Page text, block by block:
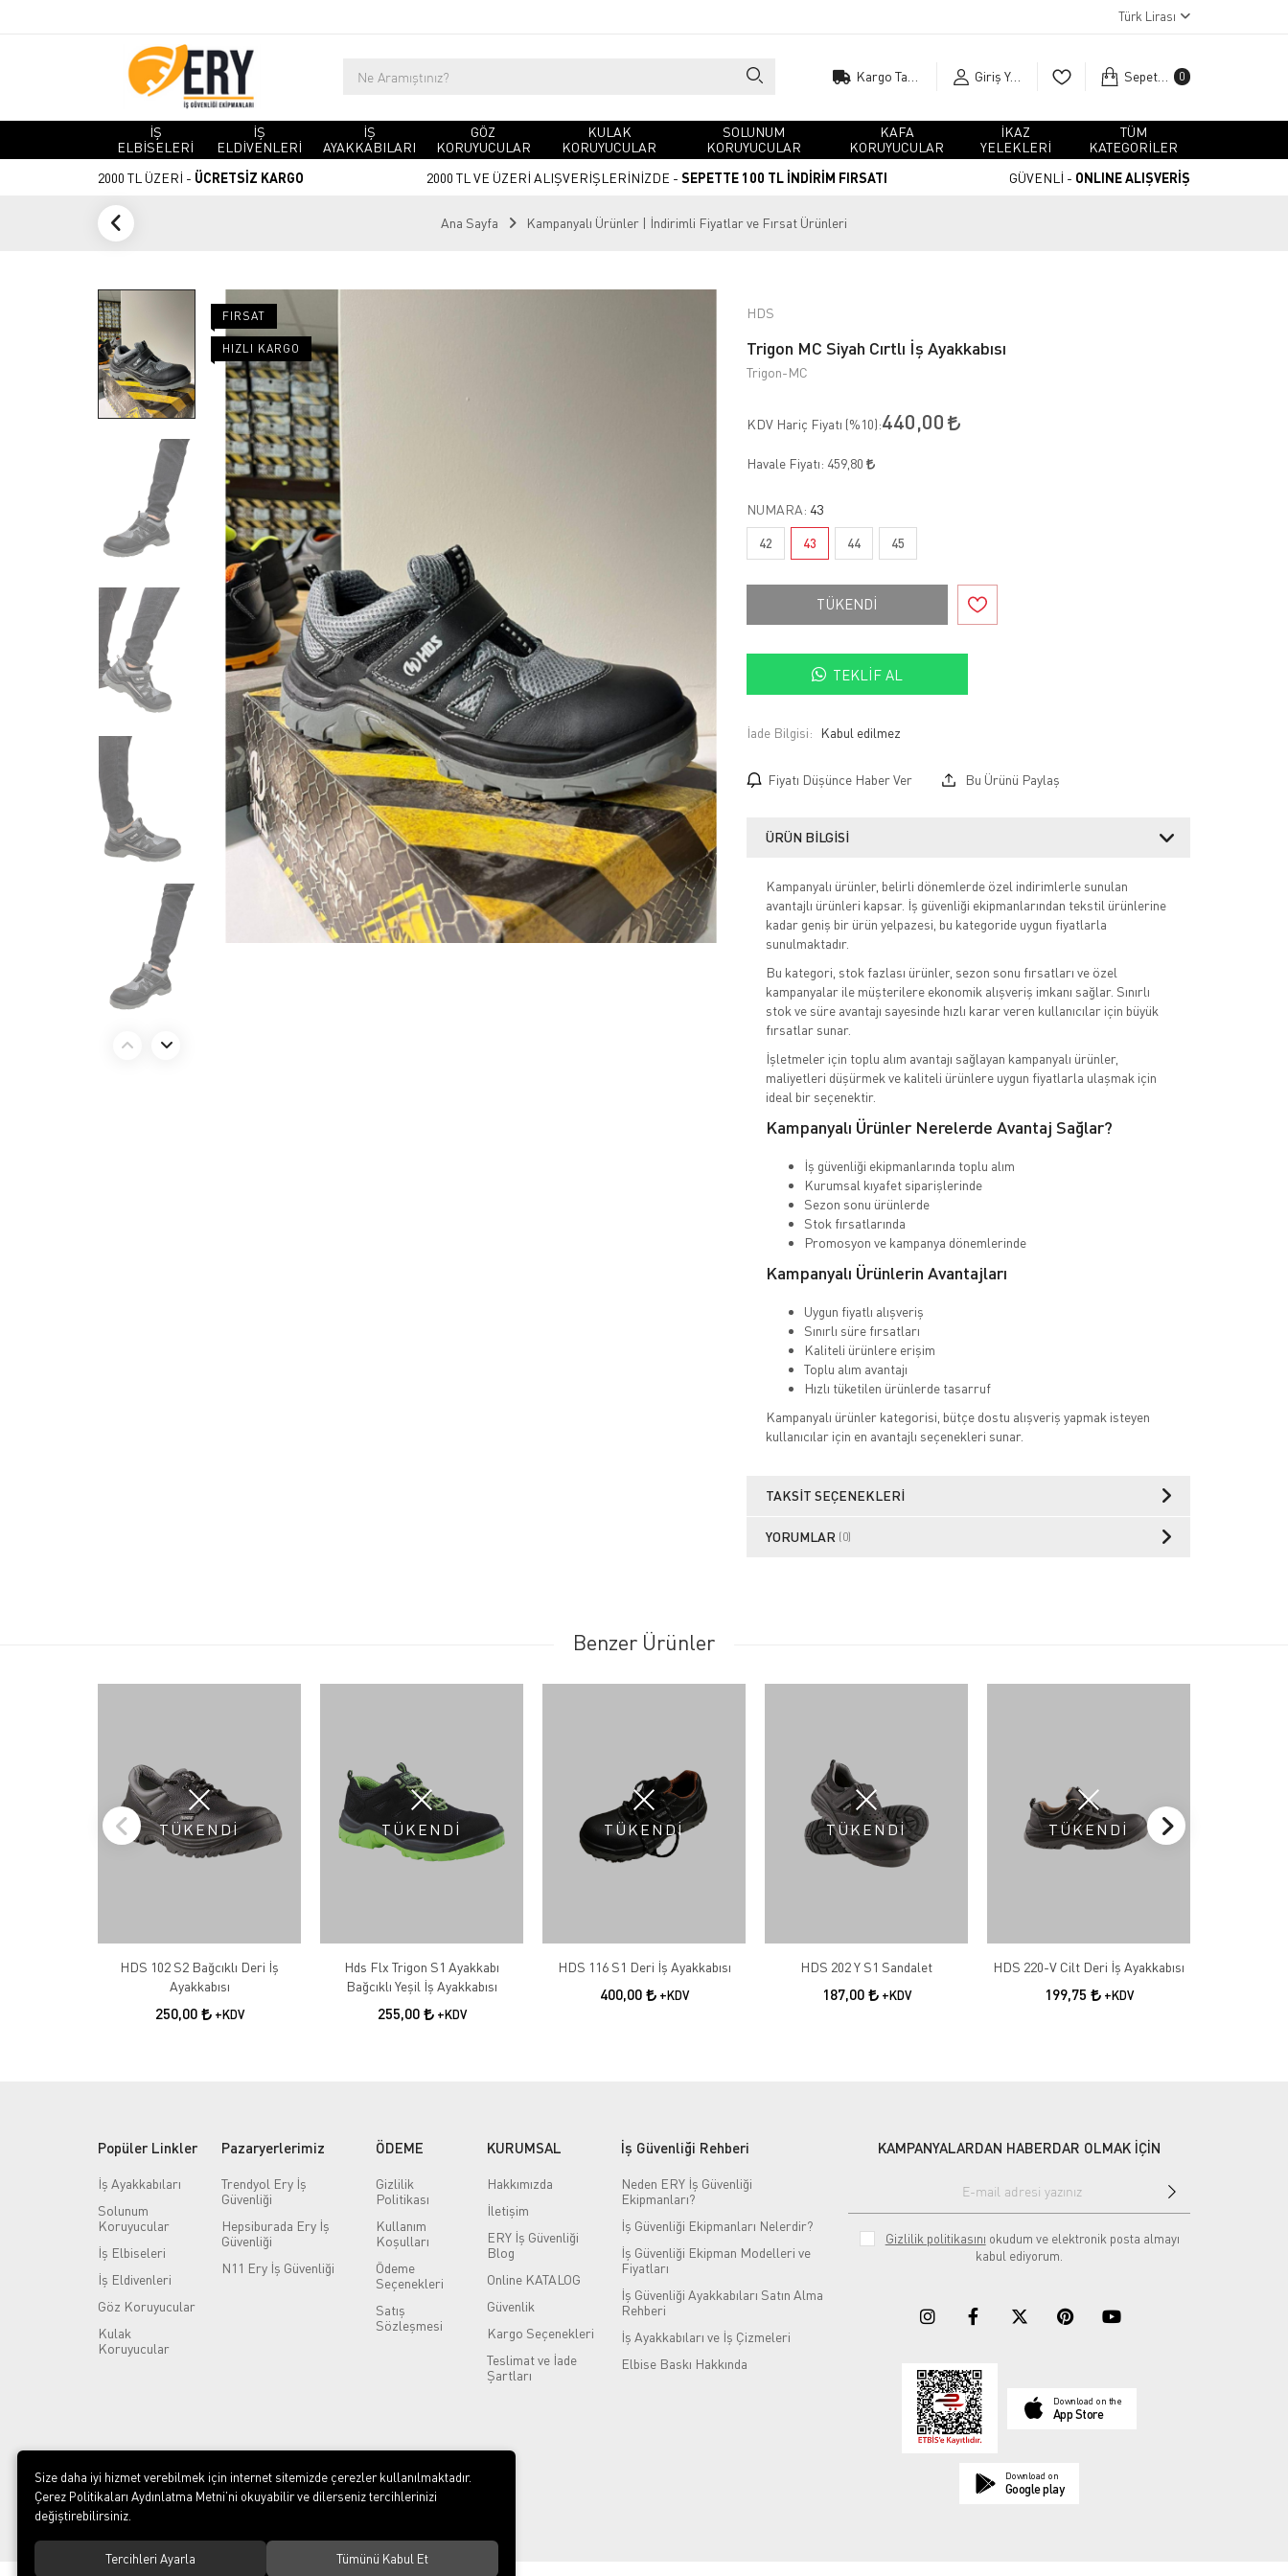
Türk Lirası
Giriş Yap Sepetim 0
İŞ
ELBİSELERİ
İŞ
ELDİVENLERİ
İŞ
AYAKKABILARI
GÖZ
KORUYUCULAR
KULAK
KORUYUCULAR
SOLUNUM
KORUYUCULAR
KAFA
KORUYUCULAR
İKAZ
YELEKLERİ
TÜM
KATEGORİLER
2000 TL ÜZERİ - ÜCRETSİZ KARGO 2000 TL VE ÜZERİ ALIŞVERİŞLERİNİZDE - SEPETTE 100 TL İNDİRİM FIRSATI GÜVENLİ - ONLINE ALIŞVERİŞ
Ana Sayfa Kampanyalı Ürünler | İndirimli Fiyatlar ve Fırsat Ürünleri
FIRSAT
HIZLI KARGO
HDS
Trigon MC Siyah Cırtlı İş Ayakkabısı
Trigon-MC
KDV Hariç Fiyatı (%10):440,00
Havale Fiyatı: 459,80
NUMARA: 43
42 43 44 45
TÜKENDİ
TEKLIF AL
İade Bilgisi:
Fiyatı Düşünce Haber Ver Bu Ürünü Paylaş
ÜRÜN BILGISI
Kampanyalı ürünler, belirli dönemlerde özel indirimlerle sunulan
avantajlı ürünleri kapsar. İş güvenliği ekipmanlarından tekstil ürünlerine
kadar geniş bir ürün yelpazesi, bu kategoride uygun fiyatlarla
sunulmaktadır.
Bu kategori, stok fazlası ürünler, sezon sonu fırsatları ve özel
kampanyalar ile müşterilere ekonomik alışveriş imkanı sağlar. Sınırlı
stok ve süre avantajı sayesinde hızlı karar veren kullanıcılar için büyük
fırsatlar sunar.
İşletmeler için toplu alım avantajı sağlayan kampanyalı ürünler,
maliyetleri düşürmek ve kaliteli ürünlere uygun fiyatlarla ulaşmak için
ideal bir seçenektir.
Kampanyalı Ürünler Nerelerde Avantaj Sağlar?
İş güvenliği ekipmanlarında toplu alım
Kurumsal kıyafet siparişlerinde
Sezon sonu ürünlerde
Stok fırsatlarında
Promosyon ve kampanya dönemlerinde
Kampanyalı Ürünlerin Avantajları
Uygun fiyatlı alışveriş
Sınırlı süre fırsatları
Kaliteli ürünlere erişim
Toplu alım avantajı
Hızlı tüketilen ürünlerde tasarruf
Kampanyalı ürünler kategorisi, bütçe dostu alışveriş yapmak isteyen
kullanıcılar için en avantajlı seçenekleri sunar.
TAKSIT SEÇENEKLERI
YORUMLAR (0)
Benzer Ürünler
TÜKENDİ
HDS 102 S2 Bağcıklı Deri İş
Ayakkabısı
250,00 +KDV
TÜKENDİ
Hds Flx Trigon S1 Ayakkabı
Bağcıklı Yeşil İş Ayakkabısı
255,00 +KDV
TÜKENDİ
HDS 116 S1 Deri İş Ayakkabısı
400,00 +KDV
TÜKENDİ
HDS 202 Y S1 Sandalet
187,00 +KDV
TÜKENDİ
HDS 220-V Cilt Deri İş Ayakkabısı
199,75 +KDV
Popüler Linkler
İş Ayakkabıları
Solunum
Koruyucular
İş Elbiseleri
İş Eldivenleri
Göz Koruyucular
Kulak
Koruyucular
Pazaryerlerimiz
Trendyol Ery İş
Güvenliği
Hepsiburada Ery İş
Güvenliği
N11 Ery İş Güvenliği
ÖDEME
Gizlilik
Politikası
Kullanım
Koşulları
Ödeme
Seçenekleri
Satış
Sözleşmesi
KURUMSAL
Hakkımızda
İletişim
ERY İş Güvenliği
Blog
Online KATALOG
Güvenlik
Kargo Seçenekleri
Teslimat ve İade
Şartları
İş Güvenliği Rehberi
Neden ERY İş Güvenliği
Ekipmanları?
İş Güvenliği Ekipmanları Nelerdir?
İş Güvenliği Ekipman Modelleri ve
Fiyatları
İş Güvenliği Ayakkabıları Satın Alma
Rehberi
İş Ayakkabıları ve İş Çizmeleri
Elbise Baskı Hakkında
KAMPANYALARDAN HABERDAR OLMAK İÇİN
Gizlilik politikasını okudum ve elektronik posta almayı
kabul ediyorum.
Download on the
App Store
Download on
Google play
Size daha iyi hizmet verebilmek için internet sitemizde çerezler kullanılmaktadır.
Çerez Politikaları Aydınlatma Metni’ni okuyabilir ve dilerseniz tercihlerinizi
değiştirebilirsiniz.
Tercihleri Ayarla Tümünü Kabul Et